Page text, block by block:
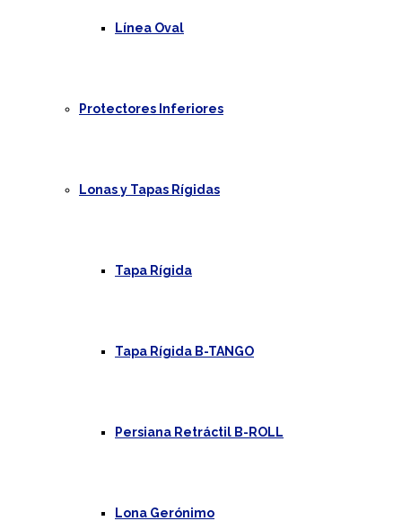
Línea Oval
Protectores Inferiores
Lonas y Tapas Rígidas
Tapa Rígida
Tapa Rígida B-TANGO
Persiana Retráctil B-ROLL
Lona Gerónimo